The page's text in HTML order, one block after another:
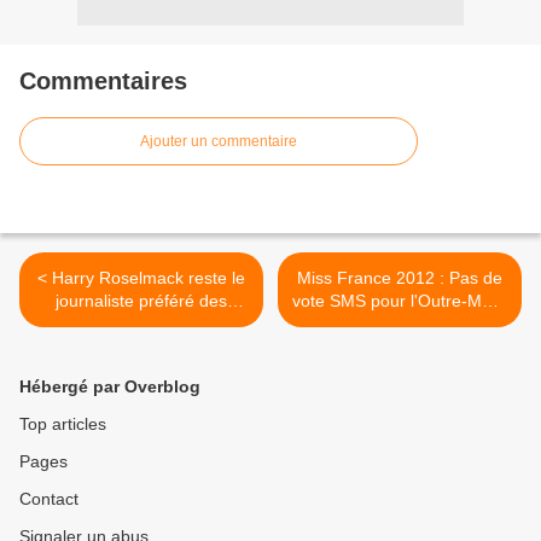
Commentaires
Ajouter un commentaire
< Harry Roselmack reste le
journaliste préféré des
Français !
Miss France 2012 : Pas de
vote SMS pour l'Outre-Mer !
>
Hébergé par Overblog
Top articles
Pages
Contact
Signaler un abus